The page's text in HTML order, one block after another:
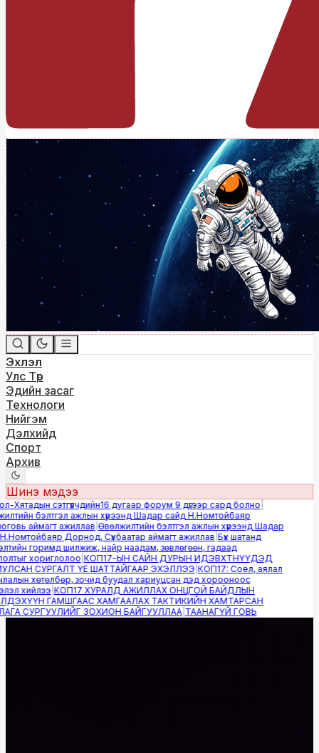
Эхлэл
Улс Төр
Эдийн засаг
Технологи
Нийгэм
Дэлхийд
Спорт
Архив
Шинэ мэдээ
сэтгүүлчдийн16 дугаар форум 9 дүгээр сард болно|
бэлтгэл ажлын хүрээнд Шадар сайд Н.Номтойбаяр
аймагт ажиллав|Өвөлжилтийн бэлтгэл ажлын хүрээнд Шадар
Дорнод, Сүхбаатар аймагт ажиллав|Бүх шатанд
горимд шилжиж, найр наадам, зөвлөгөөн, гадаад
хориглолоо|КОП17-ЫН САЙН ДУРЫН ИДЭВХТНҮҮДЭД
СУРГАЛТ ҮЕ ШАТТАЙГААР ЭХЭЛЛЭЭ|КОП17: Соёл, аялал
хөтөлбөр, зочид буудал хариуцсан дэд хорооноос
хийлээ|КОП17 ХУРАЛД АЖИЛЛАХ ОНЦГОЙ БАЙДЛЫН
ГАМШГААС ХАМГААЛАХ ТАКТИКИЙН ХАМТАРСАН
СУРГУУЛИЙГ ЗОХИОН БАЙГУУЛЛАА|ТААНАГҮЙ ГОВЬ